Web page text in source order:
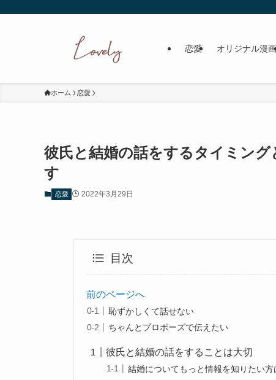
恋愛 オリジナル漫画
ホーム 恋愛
彼氏と結婚の話をするタイミン
す
恋愛 2022年3月29日
目次
前のページへ
恥ずかしくて話せない
ちゃんとプロポーズで伝えたい
彼氏と結婚の話をすることは大切
結婚についてもっと情報を知りたい方